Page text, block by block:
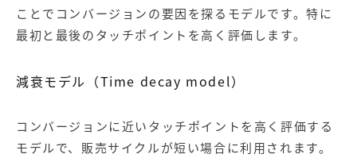
ことでコンバージョンの要因を探るモデルです。特に
最初と最後のタッチポイントを高く評価します。
減衰モデル（Time decay model）
コンバージョンに近いタッチポイントを高く評価する
モデルで、販売サイクルが短い場合に利用されます。